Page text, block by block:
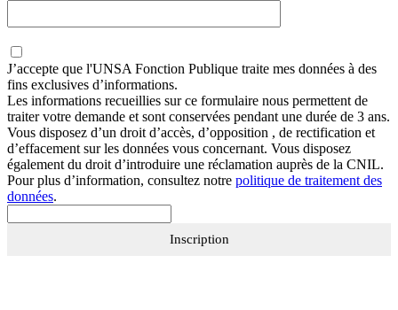
J’accepte que l'UNSA Fonction Publique traite mes données à des
fins exclusives d’informations.
Les informations recueillies sur ce formulaire nous permettent de
traiter votre demande et sont conservées pendant une durée de 3 ans.
Vous disposez d’un droit d’accès, d’opposition , de rectification et
d’effacement sur les données vous concernant. Vous disposez
également du droit d’introduire une réclamation auprès de la CNIL.
Pour plus d’information, consultez notre politique de traitement des
données.
Inscription